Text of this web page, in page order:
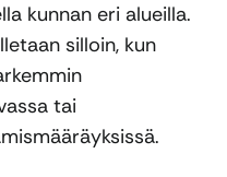
kunnan eri alueilla.
silloin, kun
tai